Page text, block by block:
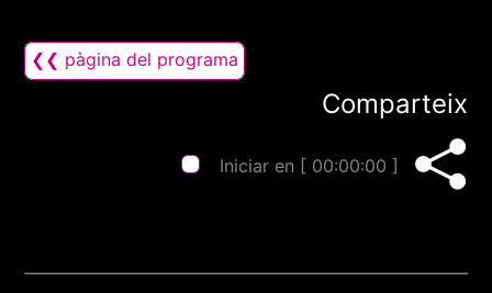
❮❮ pàgina del programa
Comparteix
Iniciar en [ 00:00:00 ]